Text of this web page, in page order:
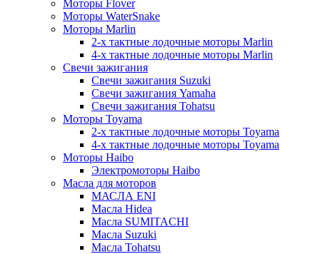
Моторы Flover
Моторы WaterSnake
Моторы Marlin
2-х тактные лодочные моторы Marlin
4-х тактные лодочные моторы Marlin
Свечи зажигания
Свечи зажигания Suzuki
Свечи зажигания Yamaha
Свечи зажигания Tohatsu
Моторы Toyama
2-х тактные лодочные моторы Toyama
4-х тактные лодочные моторы Toyama
Моторы Haibo
Электромоторы Haibo
Масла для моторов
МАСЛА ENI
Масла Hidea
Масла SUMITACHI
Масла Suzuki
Масла Tohatsu